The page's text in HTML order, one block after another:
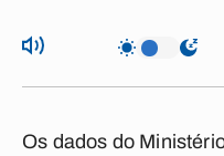
Os dados do